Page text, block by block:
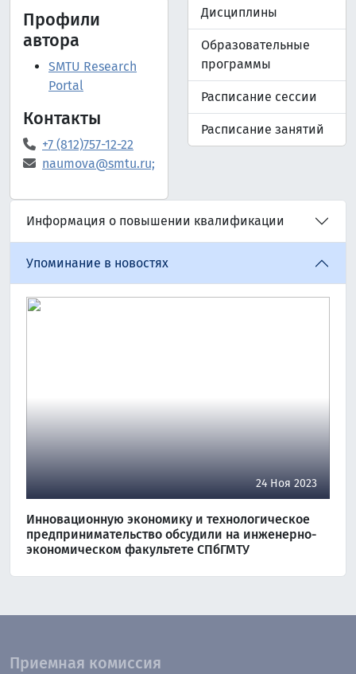
Профили
автора
SMTU Research
Portal
Контакты
+7 (812)757-12-22
naumova@smtu.ru;
Дисциплины
Образовательные
программы
Расписание сессии
Расписание занятий
Информация о повышении квалификации
Упоминание в новостях
24 Ноя 2023
Инновационную экономику и технологическое
предпринимательство обсудили на инженерно-
экономическом факультете СПбГМТУ
Приемная комиссия